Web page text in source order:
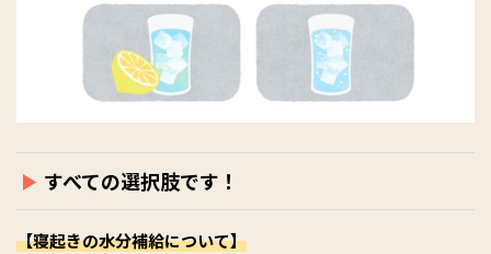
すべての選択肢です！
【寝起きの水分補給について】